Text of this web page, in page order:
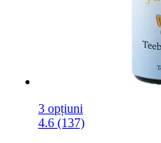
3 opțiuni
4.6 (137)